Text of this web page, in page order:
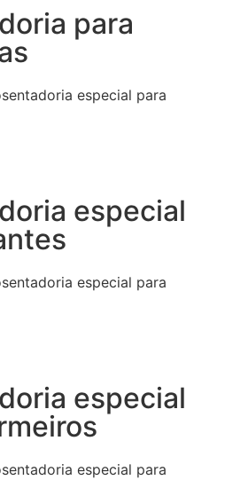
para
especial para
especial
especial para
especial
especial para